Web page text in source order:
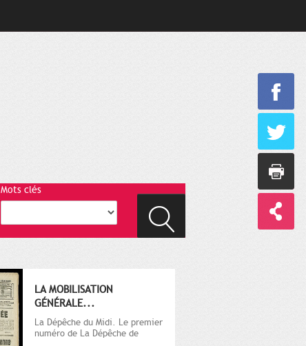
Mots clés
LA MOBILISATION
GÉNÉRALE...
La Dépêche du Midi. Le premier
numéro de La Dépêche de